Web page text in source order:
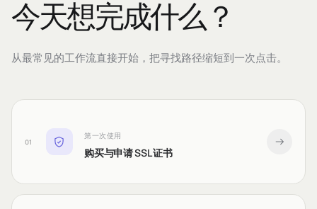
今天想完成什么？
从最常见的工作流直接开始，把寻找路径缩短到一次点击。
01
第一次使用
购买与申请 SSL 证书